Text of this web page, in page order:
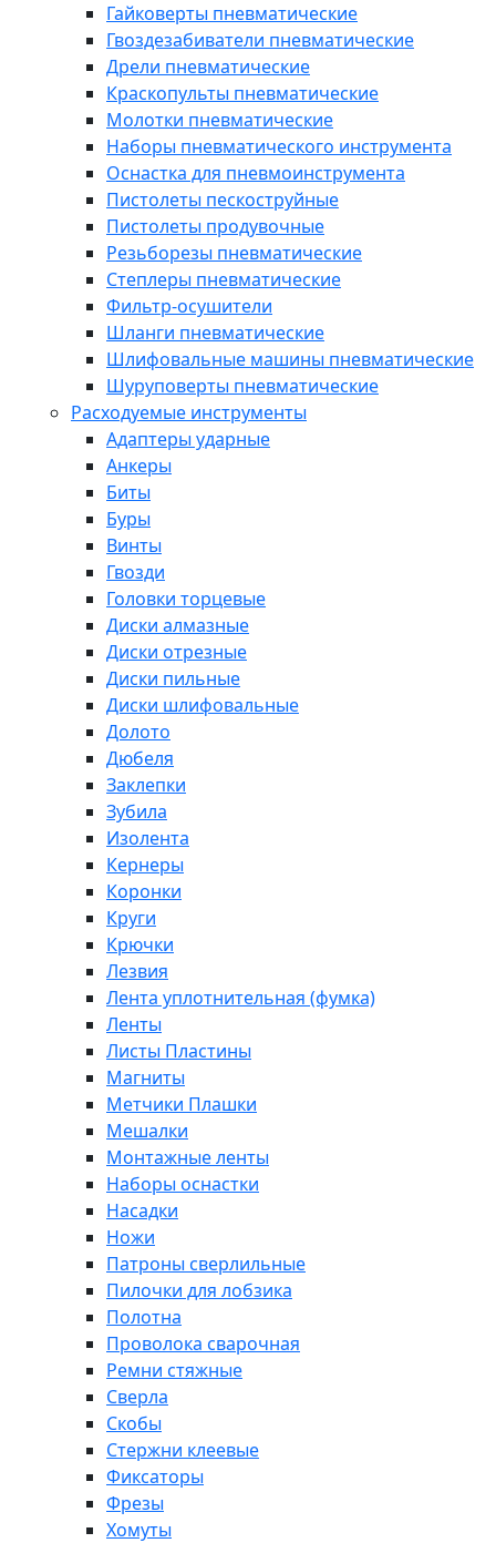
Гайковерты пневматические
Гвоздезабиватели пневматические
Дрели пневматические
Краскопульты пневматические
Молотки пневматические
Наборы пневматического инструмента
Оснастка для пневмоинструмента
Пистолеты пескоструйные
Пистолеты продувочные
Резьборезы пневматические
Степлеры пневматические
Фильтр-осушители
Шланги пневматические
Шлифовальные машины пневматические
Шуруповерты пневматические
Расходуемые инструменты
Адаптеры ударные
Анкеры
Биты
Буры
Винты
Гвозди
Головки торцевые
Диски алмазные
Диски отрезные
Диски пильные
Диски шлифовальные
Долото
Дюбеля
Заклепки
Зубила
Изолента
Кернеры
Коронки
Круги
Крючки
Лезвия
Лента уплотнительная (фумка)
Ленты
Листы Пластины
Магниты
Метчики Плашки
Мешалки
Монтажные ленты
Наборы оснастки
Насадки
Ножи
Патроны сверлильные
Пилочки для лобзика
Полотна
Проволока сварочная
Ремни стяжные
Сверла
Скобы
Стержни клеевые
Фиксаторы
Фрезы
Хомуты